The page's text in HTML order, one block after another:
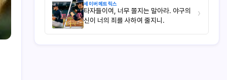
세이버메트릭스
타자들이여, 너무 쫄지는 말아라. 야구의
신이 너의 죄를 사하여 줄지니.
›